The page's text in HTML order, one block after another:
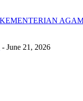
- June 21, 2026